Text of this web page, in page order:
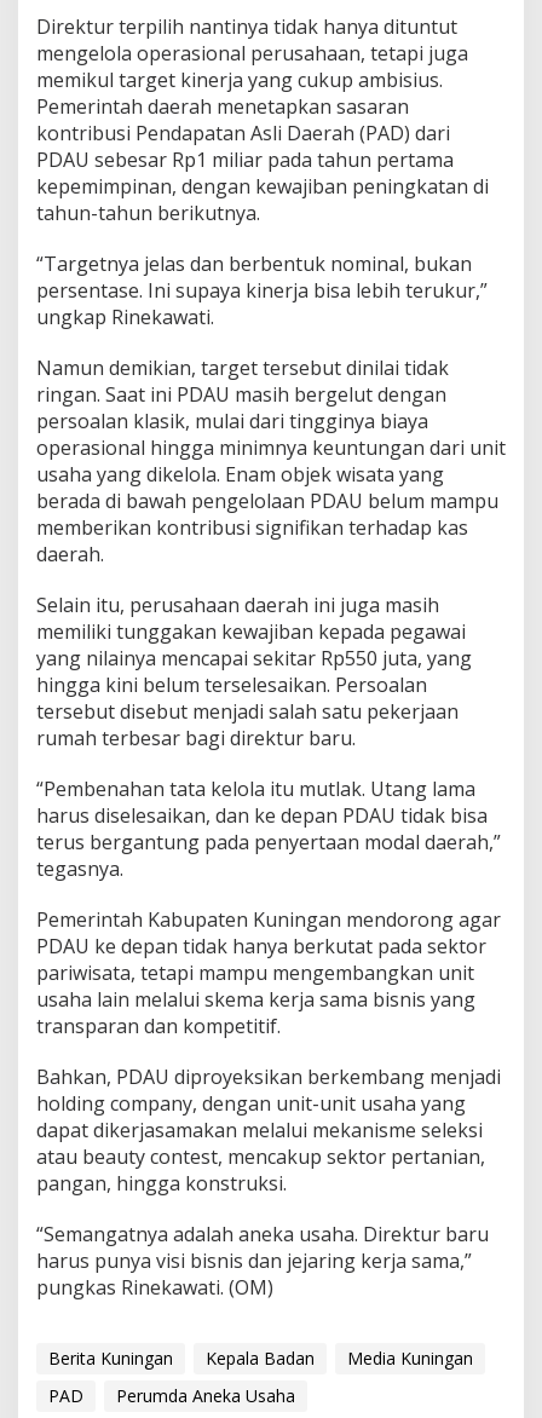
Direktur terpilih nantinya tidak hanya dituntut
mengelola operasional perusahaan, tetapi juga
memikul target kinerja yang cukup ambisius.
Pemerintah daerah menetapkan sasaran
kontribusi Pendapatan Asli Daerah (PAD) dari
PDAU sebesar Rp1 miliar pada tahun pertama
kepemimpinan, dengan kewajiban peningkatan di
tahun-tahun berikutnya.
“Targetnya jelas dan berbentuk nominal, bukan
persentase. Ini supaya kinerja bisa lebih terukur,”
ungkap Rinekawati.
Namun demikian, target tersebut dinilai tidak
ringan. Saat ini PDAU masih bergelut dengan
persoalan klasik, mulai dari tingginya biaya
operasional hingga minimnya keuntungan dari unit
usaha yang dikelola. Enam objek wisata yang
berada di bawah pengelolaan PDAU belum mampu
memberikan kontribusi signifikan terhadap kas
daerah.
Selain itu, perusahaan daerah ini juga masih
memiliki tunggakan kewajiban kepada pegawai
yang nilainya mencapai sekitar Rp550 juta, yang
hingga kini belum terselesaikan. Persoalan
tersebut disebut menjadi salah satu pekerjaan
rumah terbesar bagi direktur baru.
“Pembenahan tata kelola itu mutlak. Utang lama
harus diselesaikan, dan ke depan PDAU tidak bisa
terus bergantung pada penyertaan modal daerah,”
tegasnya.
Pemerintah Kabupaten Kuningan mendorong agar
PDAU ke depan tidak hanya berkutat pada sektor
pariwisata, tetapi mampu mengembangkan unit
usaha lain melalui skema kerja sama bisnis yang
transparan dan kompetitif.
Bahkan, PDAU diproyeksikan berkembang menjadi
holding company, dengan unit-unit usaha yang
dapat dikerjasamakan melalui mekanisme seleksi
atau beauty contest, mencakup sektor pertanian,
pangan, hingga konstruksi.
“Semangatnya adalah aneka usaha. Direktur baru
harus punya visi bisnis dan jejaring kerja sama,”
pungkas Rinekawati. (OM)
Berita Kuningan Kepala Badan
Media Kuningan
PAD
Perumda Aneka Usaha